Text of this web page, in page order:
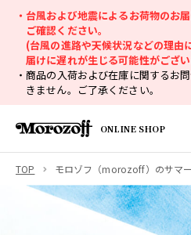
・台風および地震によるお荷物のお
ご確認ください。
(台風の進路や天候状況などの理由
届けに遅れが生じる可能性がござ
・商品の入荷および在庫に関するお
きません。ご了承ください。
ONLINE SHOP
TOP モロゾフ（morozoff）のサマ